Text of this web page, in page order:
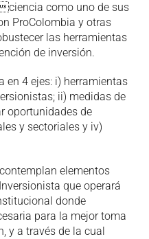
ciencia como uno de sus
ProColombia y otras
las herramientas
de inversión.
en 4 ejes: i) herramientas
ii) medidas de
oportunidades de
y sectoriales y iv)
elementos
que operará
donde
para la mejor toma
y a través de la cual